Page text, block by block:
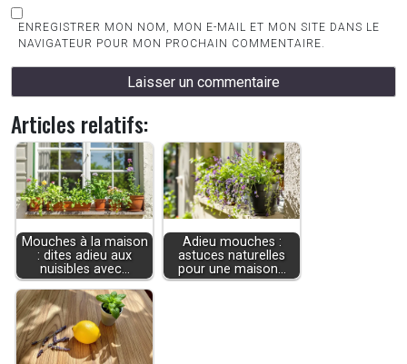
ENREGISTRER MON NOM, MON E-MAIL ET MON SITE DANS LE
NAVIGATEUR POUR MON PROCHAIN COMMENTAIRE.
Articles relatifs:
Mouches à la maison
: dites adieu aux
nuisibles avec…
Adieu mouches :
astuces naturelles
pour une maison…